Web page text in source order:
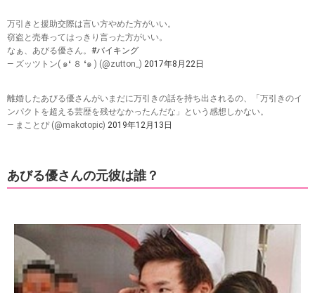
万引きと援助交際は言い方やめた方がいい。
窃盗と売春ってはっきり言った方がいい。
なぁ、あびる優さん。 #バイキング
— ズッツトン( ๑❛ ８ ❛๑ ) (@zutton_) 2017年8月22日
離婚したあびる優さんがいまだに万引きの話を持ち出されるの、「万引きのイ
ンパクトを超える芸歴を残せなかったんだな」という感想しかない。
— まことぴ (@makotopic) 2019年12月13日
あびる優さんの元彼は誰？